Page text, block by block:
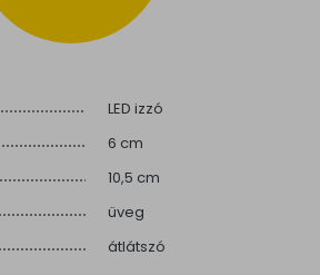
LED izzó
6 cm
10,5 cm
üveg
átlátszó